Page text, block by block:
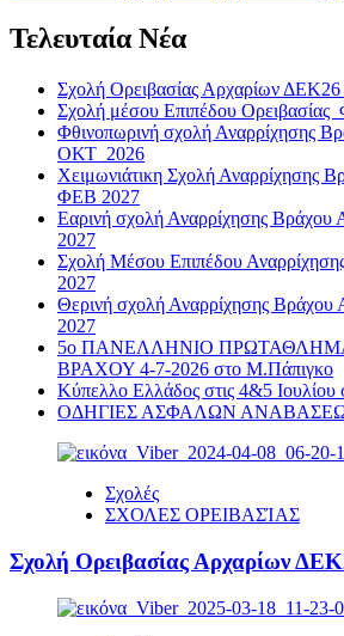
Τελευταία Νέα
Σχολή Ορειβασίας Αρχαρίων
Σχολή μέσου Επιπέδου
Φθινοπωρινή σχολή Αναρρίχησης
ΟΚΤ 2026
Χειμωνιάτικη Σχολή Αναρρίχησης
ΦΕΒ 2027
Εαρινή σχολή Αναρρίχησης
2027
Σχολή Μέσου Επιπέδου
2027
Θερινή σχολή Αναρρίχησης
2027
5ο ΠΑΝΕΛΛΗΝΙΟ
ΒΡΑΧΟΥ 4-7-2026 στο Μ.Πάπιγκο
Κύπελλο Ελλάδος στις 4&5
ΟΔΗΓΙΕΣ ΑΣΦΑΛΩΝ
Σχολές
ΣΧΟΛΕΣ ΟΡΕΙΒΑΣΊΑΣ
Σχολή Ορειβασίας Αρχαρίων